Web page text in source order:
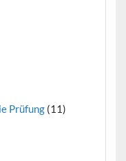
Prüfung (11)